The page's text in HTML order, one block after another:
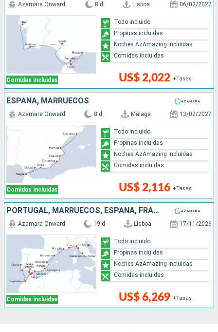
Comidas incluidas
Azamara Onward 8 d Lisboa 06/02/2027
US$ 2,022 +Tasas
Todo incluido
Propinas incluidas
Noches AzAmazing incluidas
Comidas incluidas
ESPAÑA, MARRUECOS
Comidas incluidas
Azamara Onward 8 d Malaga 13/02/2027
US$ 2,116 +Tasas
Todo incluido
Propinas incluidas
Noches AzAmazing incluidas
Comidas incluidas
PORTUGAL, MARRUECOS, ESPAÑA, FRANCIA, ITALIA
Comidas incluidas
Azamara Onward 19 d Lisboa 17/11/2026
US$ 6,269 +Tasas
Todo incluido
Propinas incluidas
Noches AzAmazing incluidas
Comidas incluidas